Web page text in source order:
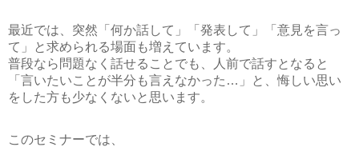
最近では、突然「何か話して」「発表して」「意見を言っ
て」と求められる場面も増えています。
普段なら問題なく話せることでも、人前で話すとなると
「言いたいことが半分も言えなかった…」と、悔しい思い
をした方も少なくないと思います。
このセミナーでは、